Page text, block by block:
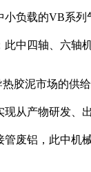
载的VB系列
中四轴、六轴
泥市场的供给
从产物研发、
废铝，此中机